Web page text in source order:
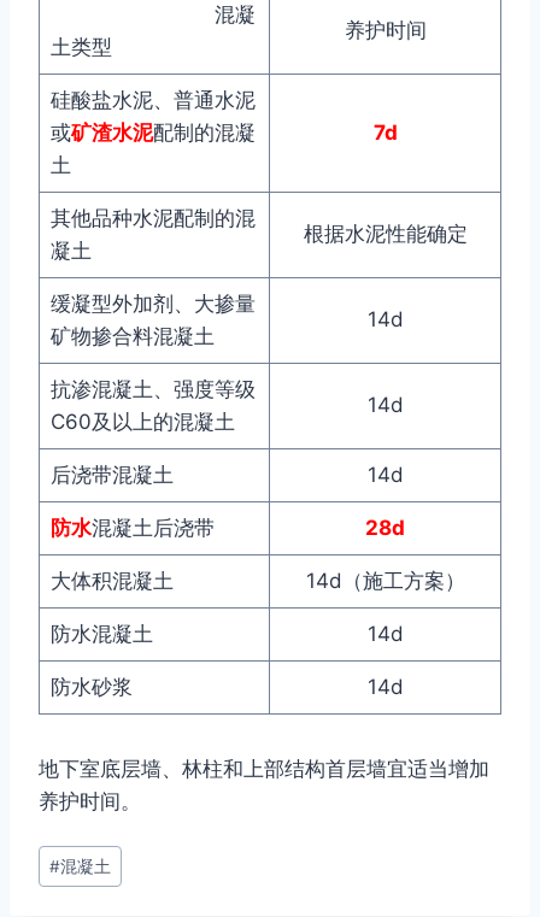
混凝
土类型
养护时间
硅酸盐水泥、普通水泥
或矿渣水泥配制的混凝
土
7d
其他品种水泥配制的混
凝土
根据水泥性能确定
缓凝型外加剂、大掺量
矿物掺合料混凝土
14d
抗渗混凝土、强度等级
C60及以上的混凝土
14d
后浇带混凝土 14d
防水混凝土后浇带 28d
大体积混凝土 14d（施工方案）
防水混凝土 14d
防水砂浆 14d
地下室底层墙、林柱和上部结构首层墙宜适当增加
养护时间。
文
章
#混凝土